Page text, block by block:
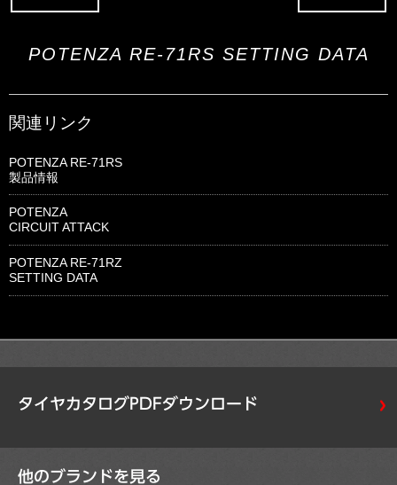
POTENZA RE-71RS SETTING DATA
関連リンク
POTENZA RE-71RS
製品情報
POTENZA
CIRCUIT ATTACK
POTENZA RE-71RZ
SETTING DATA
タイヤカタログPDFダウンロード
他のブランドを見る